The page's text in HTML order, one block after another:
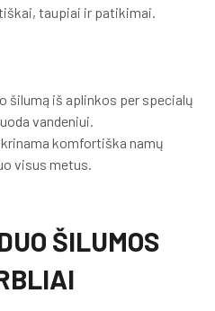
taupiai ir patikimai.
šilumą iš aplinkos per specialų
vandeniui.
komfortiška namų
visus metus.
ŠILUMOS